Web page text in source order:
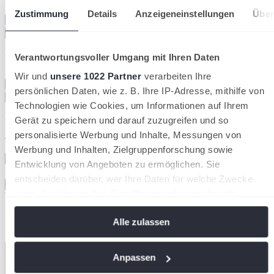
Zustimmung Details Anzeigeneinstellungen
Verantwortungsvoller Umgang mit Ihren Daten
Wir und unsere 1022 Partnerverarbeiten Ihre
persönlichen Daten, wie z. B. Ihre IP-Adresse, mithilfe von
Technologien wie Cookies, um Informationen auf Ihrem
Gerät zu speichern und darauf zuzugreifen und so
personalisierte Werbung und Inhalte, Messungen von
Werbung und Inhalten, Zielgruppenforschung sowie
Entwicklung von Angeboten zu ermöglichen. Sie
entscheiden darüber, wer Ihre Daten für welche Zwecke
Cookie-Erklärung oder durch Klicken auf das Privacy
Trigger Symbol ändern oder widerrufen
Wenn Sie es erlauben, würden wir auch gerne:
Alle zulassen
Anpassen
Schließen
Registrieren
Login
E-Mail-Adresse
Passwort
Passwort anzeigen
Passwort bestätigen
Registrieren
E-Mail-Adresse
Passwort
Passwort anzeigen
Passwort vergessen?
Eingeloggt bleiben
Einloggen
Suche
Vorschläge
Sport-Hilfecenter